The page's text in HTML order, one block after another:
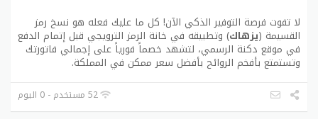
لا تفوت فرصة التوفير الذكي الآن! كل ما عليك فعله هو نسخ رمز
القسيمة (يزهاك) وتطبيقه في خانة الرمز الترويجي قبل إتمام الدفع
في موقع دكنة الرسمي، لتشهد خصماً فورياً على إجمالي فاتورتك
وتستمتع بأفخم الروائح بأفضل سعر ممكن في المملكة.
52 مستخدم - 0 اليوم